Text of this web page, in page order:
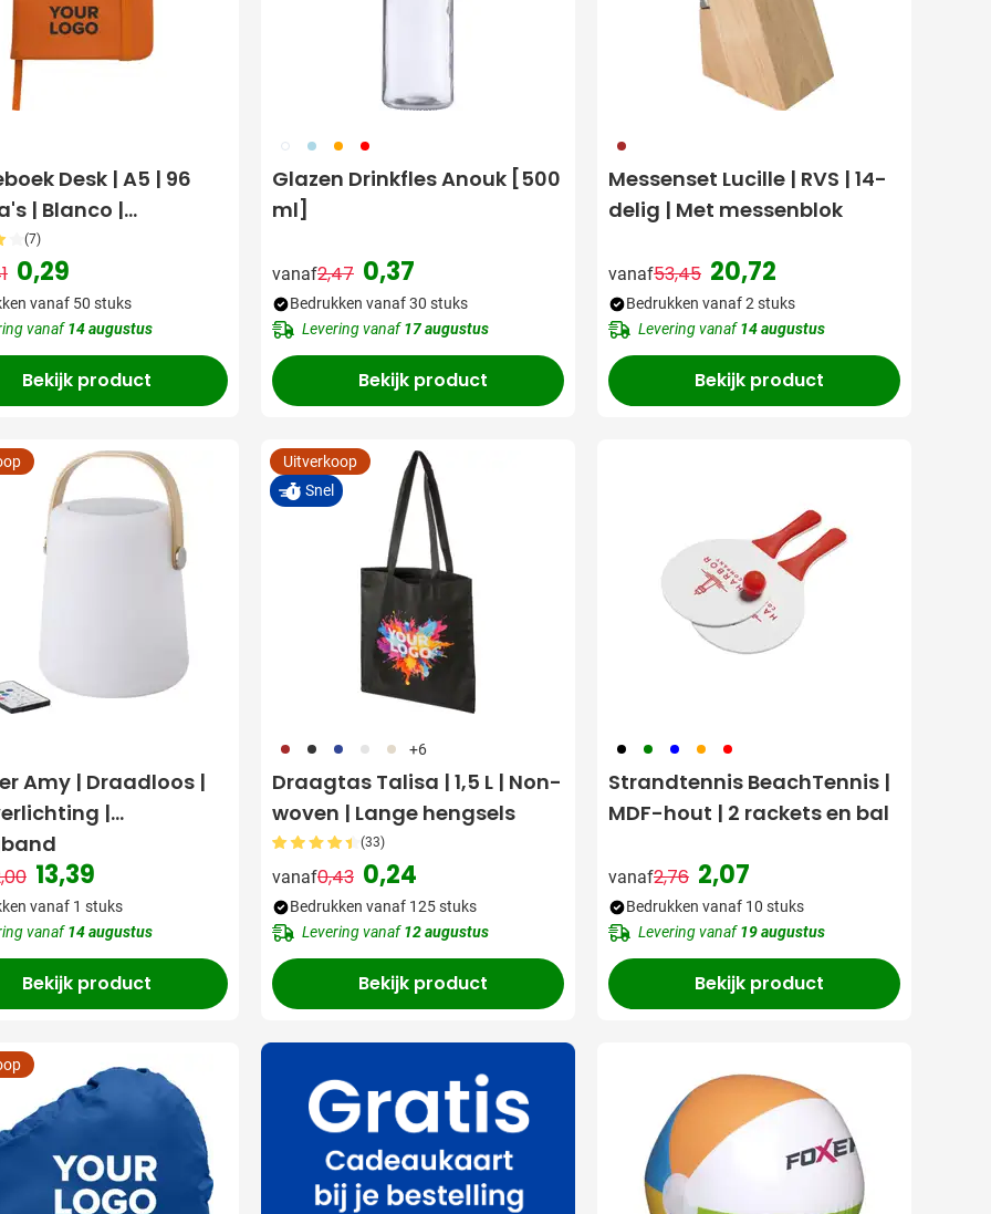
categorie
& overig categorie
levering:
Desk | A5 | 96
| Blanco |
(7)
Normale prijs
0,29
vanaf 50 stuks
vanaf14 augustus
Bekijk product
002 018 007 008
Glazen Drinkfles Anouk [500
ml]
vanaf
Normale prijs
2,47 0,37
Bedrukken vanaf 30 stuks
Levering vanaf17 augustus
Bekijk product
011
Messenset Lucille | RVS | 14-
delig | Met messenblok
vanaf
Normale prijs
53,45
Speciale prijs
20,72
Bedrukken vanaf 2 stuks
Levering vanaf14 augustus
Bekijk product
Amy | Draadloos |
|
Normale prijs
13,39
vanaf 1 stuks
vanaf14 augustus
Bekijk product
011 001 023 002 013 +6
Draagtas Talisa | 1,5 L | Non-
woven | Lange hengsels
(33)
vanaf
Normale prijs
0,43 0,24
Uitverkoop
Snel
Bedrukken vanaf 125 stuks
Levering vanaf12 augustus
Bekijk product
001 004 005 007 008
Strandtennis BeachTennis |
MDF-hout | 2 rackets en bal
vanaf
Normale prijs
2,76 2,07
Bedrukken vanaf 10 stuks
Levering vanaf19 augustus
Bekijk product